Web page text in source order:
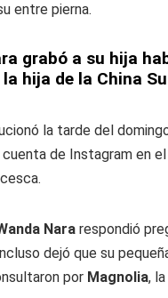
entre pierna.
grabó a su hija
hija de la China
la tarde del
de Instagram en
Nara respondió
dejó que su
por Magnolia, la